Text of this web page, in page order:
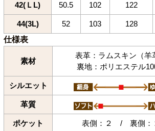
42(ＬL) 50.5 102 122
44(3L) 52 103 128
仕様表
素材
表革：ラムスキン（羊
裏地：ポリエステル
シルエット
革質
ポケット 表側：２ / 裏側：